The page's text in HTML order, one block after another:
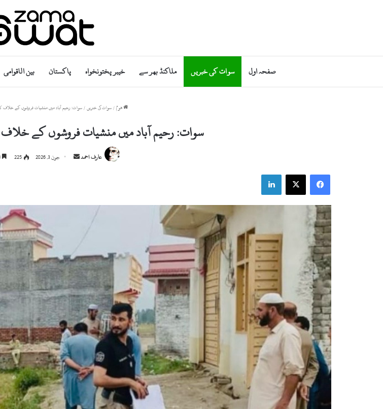
صفحہ اول سوات کی خبریں ملاکنڈ بھر سے خیبر پختونخواہ پاکستان بین الاقوامی
ھوم/سوات کی خبریں/سوات: رحیم آباد میں منشیات فروشوں کے خلاف
سوات: رحیم آباد میں منشیات فروشوں کے خلاف
عارف احمد
Send جون 3, 2026 225
Facebook
X
LinkedIn